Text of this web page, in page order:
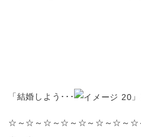
「結婚しよう･･･
☆～☆～☆～☆～☆～☆～☆～☆